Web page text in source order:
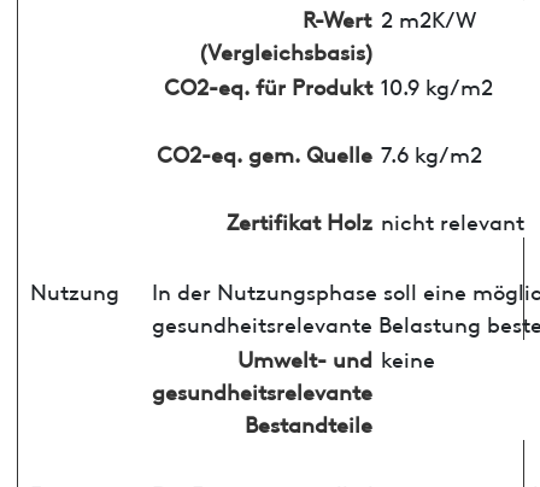
R-Wert
(Vergleichsbasis)
2 m2K/W
CO2-eq. für Produkt 10.9 kg/m2
CO2-eq. gem. Quelle 7.6 kg/m2
Zertifikat Holz nicht relevant
Nutzung
In der Nutzungsphase soll eine
gesundheitsrelevante Belastung
Umwelt- und
gesundheitsrelevante
Bestandteile
keine